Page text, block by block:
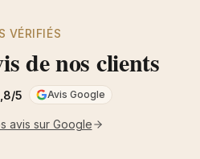
VÉRIFIÉS
de nos clients
5 Avis Google
avis sur Google